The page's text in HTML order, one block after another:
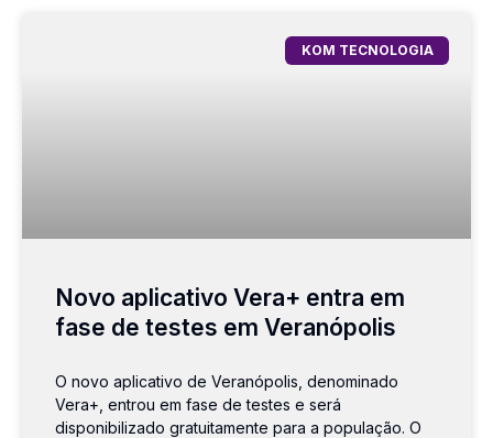
KOM TECNOLOGIA
Novo aplicativo Vera+ entra em
fase de testes em Veranópolis
O novo aplicativo de Veranópolis, denominado
Vera+, entrou em fase de testes e será
disponibilizado gratuitamente para a população. O